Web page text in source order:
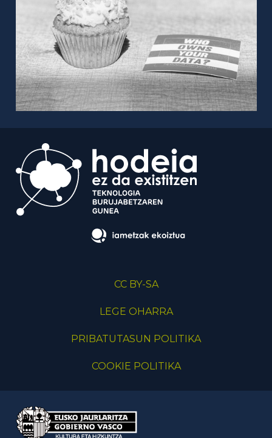
CC BY-SA
LEGE OHARRA
PRIBATUTASUN POLITIKA
COOKIE POLITIKA